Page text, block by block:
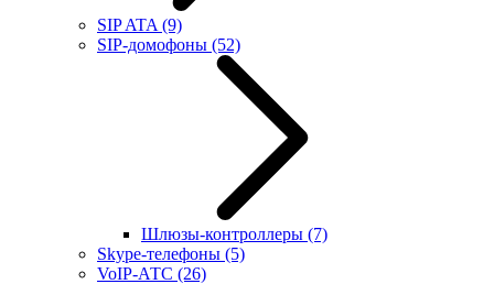
SIP ATA (9)
SIP-домофоны (52)
Шлюзы-контроллеры (7)
Skype-телефоны (5)
VoIP-АТС (26)